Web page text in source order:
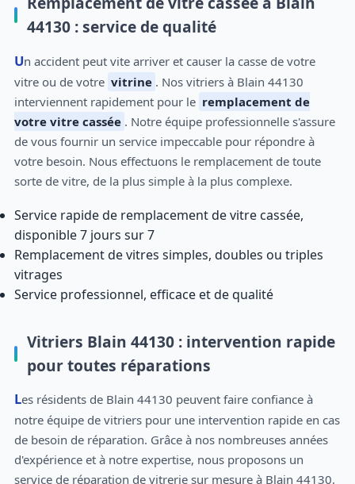
44130 : service de qualité
Un accident peut vite arriver et causer la casse de votre
vitre ou de votre vitrine . Nos vitriers à Blain 44130
interviennent rapidement pour le remplacement de
votre vitre cassée . Notre équipe professionnelle s'assure
de vous fournir un service impeccable pour répondre à
votre besoin. Nous effectuons le remplacement de toute
sorte de vitre, de la plus simple à la plus complexe.
Service rapide de remplacement de vitre cassée,
disponible 7 jours sur 7
Remplacement de vitres simples, doubles ou triples
vitrages
Service professionnel, efficace et de qualité
Vitriers Blain 44130 : intervention rapide
pour toutes réparations
Les résidents de Blain 44130 peuvent faire confiance à
notre équipe de vitriers pour une intervention rapide en cas
de besoin de réparation. Grâce à nos nombreuses années
d'expérience et à notre expertise, nous proposons un
service de réparation de vitrerie sur mesure à Blain 44130,